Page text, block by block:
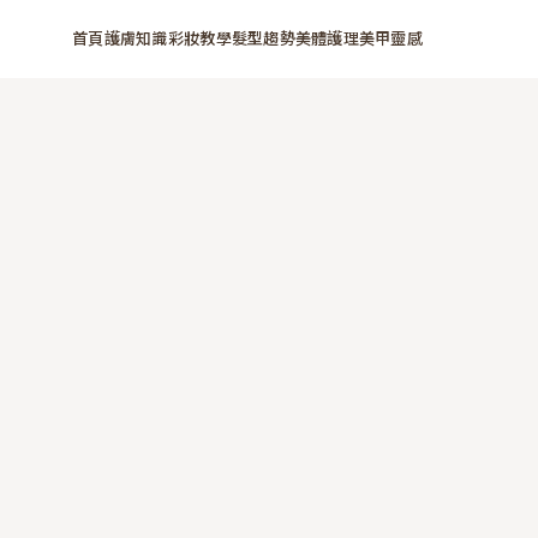
首頁護膚知識彩妝教學髮型趨勢美體護理美甲靈感